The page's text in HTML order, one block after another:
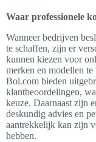
Waar professionele
Wanneer bedrijven
te schaffen, zijn er
kunnen kiezen voor
merken en modellen
Bol.com bieden
klantbeoordelingen,
keuze. Daarnaast zijn
deskundig advies en
aantrekkelijk kan zijn
hebben.